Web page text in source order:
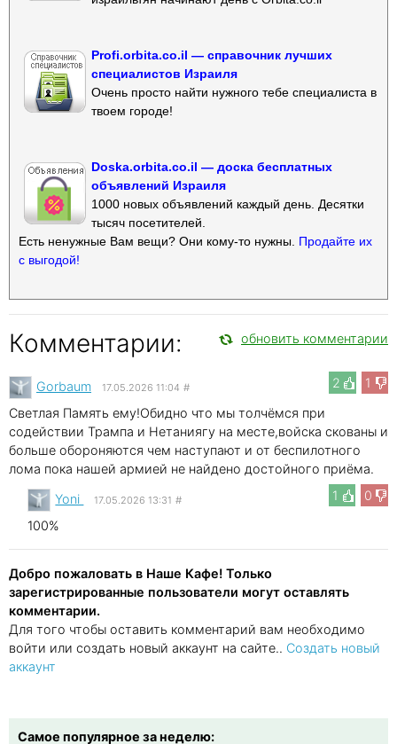
Profi.orbita.co.il — справочник лучших
специалистов Израиля
Очень просто найти нужного тебе специалиста в
твоем городе!
Doska.orbita.co.il — доска бесплатных
объявлений Израиля
1000 новых объявлений каждый день. Десятки
тысяч посетителей.
Есть ненужные Вам вещи? Они кому-то нужны. Продайте их
с выгодой!
Комментарии: обновить комментарии
2 1
Gorbaum 17.05.2026 11:04 #
Светлая Память ему!Обидно что мы толчёмся при
содействии Трампа и Нетаниягу на месте,войска скованы и
больше обороняются чем наступают и от беспилотного
лома пока нашей армией не найдено достойного приёма.
1
0
Yoni 17.05.2026 13:31 #
100%
Добро пожаловать в Наше Кафе! Только
зарегистрированные пользователи могут оставлять
комментарии.
Для того чтобы оставить комментарий вам необходимо
войти или создать новый аккаунт на сайте.. Создать новый
аккаунт
Самое популярное за неделю: